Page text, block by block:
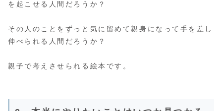
を起こせる人間だろうか？
その人のことをずっと気に留めて親身になって手を差し
伸べられる人間だろうか？
親子で考えさせられる絵本です。